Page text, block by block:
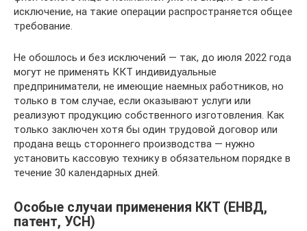
исключение, на такие операции распространяется общее
требование.
Не обошлось и без исключений — так, до июля 2022 года
могут не применять ККТ индивидуальные
предприниматели, не имеющие наемных работников, но
только в том случае, если оказывают услуги или
реализуют продукцию собственного изготовления. Как
только заключен хотя бы один трудовой договор или
продана вещь стороннего производства — нужно
установить кассовую технику в обязательном порядке в
течение 30 календарных дней.
Особые случаи применения ККТ (ЕНВД,
патент, УСН)